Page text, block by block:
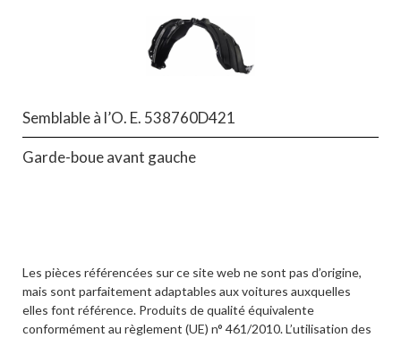
Semblable à l’O. E. 538760D421
Garde-boue avant gauche
Les pièces référencées sur ce site web ne sont pas d’origine,
mais sont parfaitement adaptables aux voitures auxquelles
elles font référence. Produits de qualité équivalente
conformément au règlement (UE) n° 461/2010. L’utilisation des